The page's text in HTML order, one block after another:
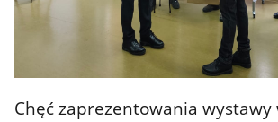
Chęć zaprezentowania wystawy